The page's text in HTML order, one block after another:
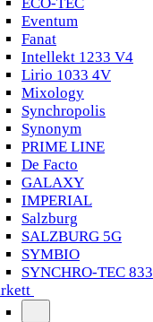
Eventum
Fanat
Intellekt 1233 V4
Lirio 1033 4V
Mixology
Synchropolis
Synonym
PRIME LINE
De Facto
GALAXY
IMPERIAL
Salzburg
SALZBURG 5G
SYMBIO
SYNCHRO-TEC 833